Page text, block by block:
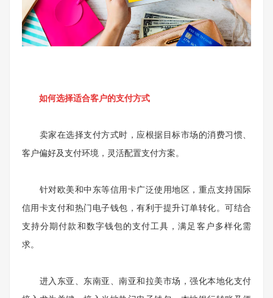
如何选择适合客户的支付方式
卖家在选择支付方式时，应根据目标市场的消费习惯、
客户偏好及支付环境，灵活配置支付方案。
针对欧美和中东等信用卡广泛使用地区，重点支持国际
信用卡支付和热门电子钱包，有利于提升订单转化。可结合
支持分期付款和数字钱包的支付工具，满足客户多样化需
求。
进入东亚、东南亚、南亚和拉美市场，强化本地化支付